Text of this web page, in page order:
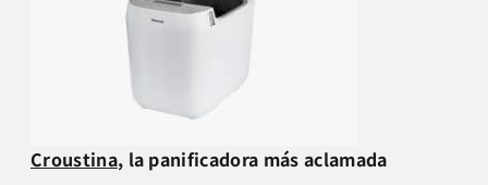
Croustina, la panificadora más aclamada